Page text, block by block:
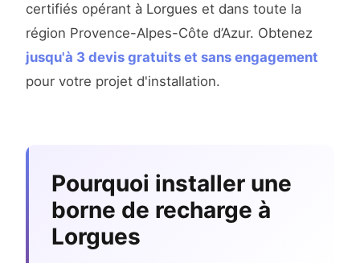
certifiés opérant à Lorgues et dans toute la
région Provence-Alpes-Côte d’Azur. Obtenez
jusqu'à 3 devis gratuits et sans engagement
pour votre projet d'installation.
Pourquoi installer une
borne de recharge à
Lorgues